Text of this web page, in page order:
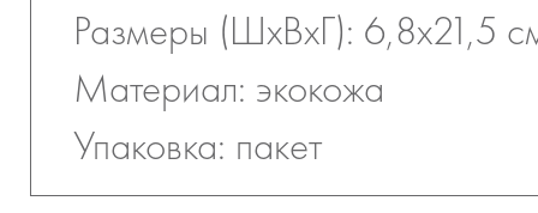
Размеры (ШхВхГ): 6,8х21,5
Материал: экокожа
Упаковка: пакет